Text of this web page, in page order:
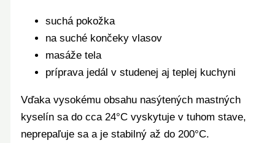
suchá pokožka
na suché končeky vlasov
masáže tela
príprava jedál v studenej aj teplej kuchyni
Vďaka vysokému obsahu nasýtených mastných
kyselín sa do cca 24°C vyskytuje v tuhom stave,
neprepaľuje sa a je stabilný až do 200°C.